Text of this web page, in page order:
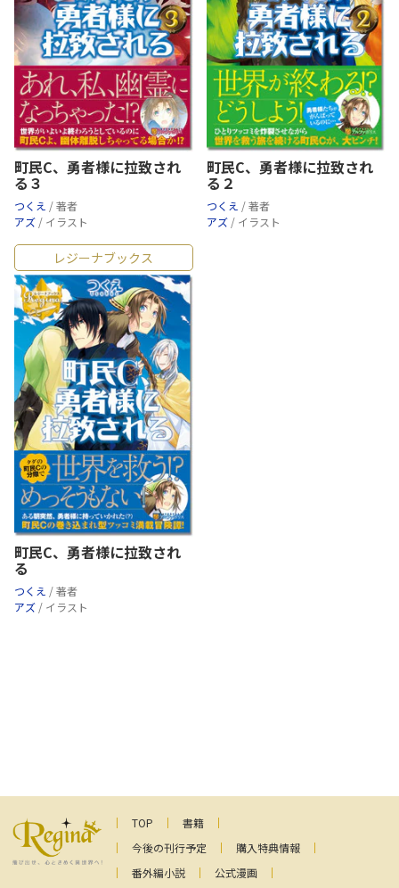
町民C、勇者様に拉致され
る３
つくえ / 著者
アズ / イラスト
町民C、勇者様に拉致され
る２
つくえ / 著者
アズ / イラスト
レジーナブックス
町民C、勇者様に拉致され
る
つくえ / 著者
アズ / イラスト
TOP
書籍
今後の刊行予定
購入特典情報
番外編小説
公式漫画